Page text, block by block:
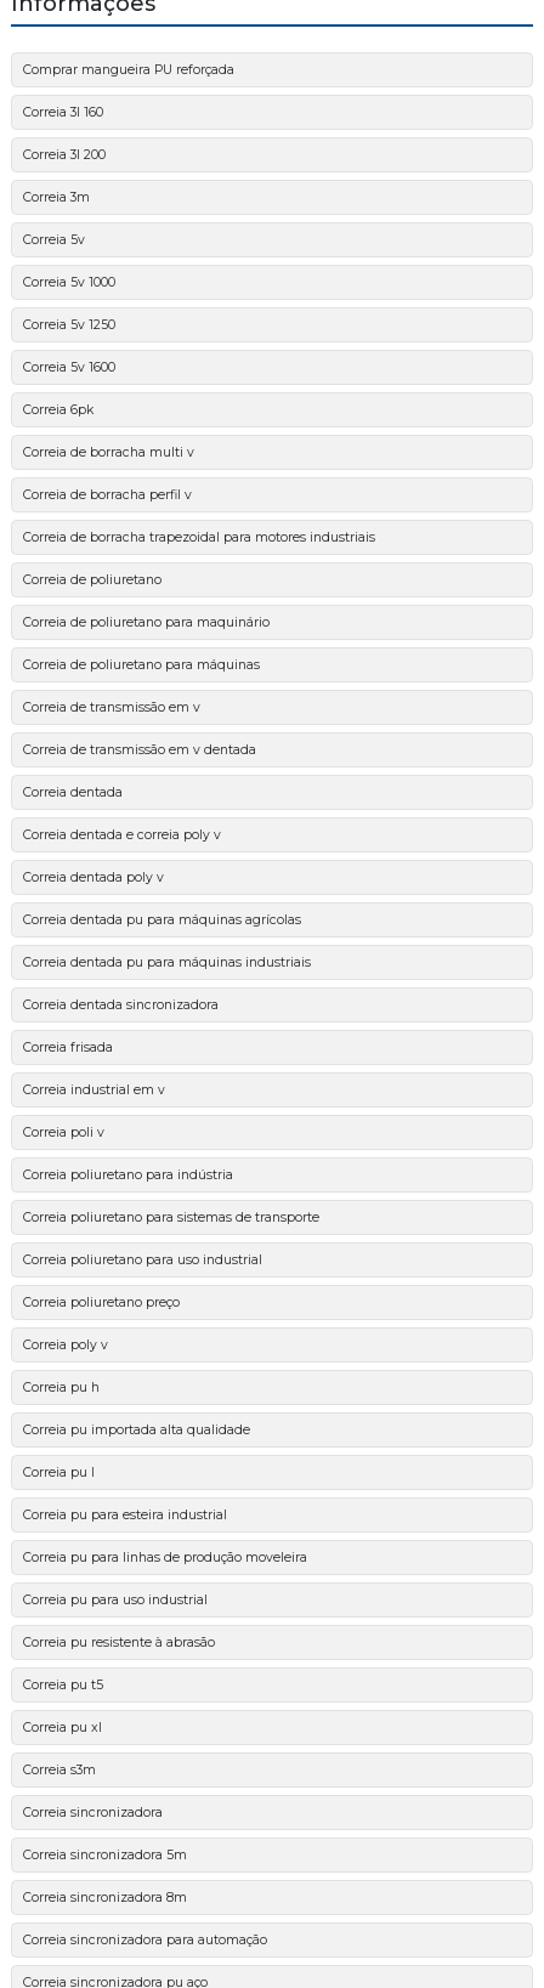
Comprar mangueira PU reforçada
Correia 3l 160
Correia 3l 200
Correia 3m
Correia 5v
Correia 5v 1000
Correia 5v 1250
Correia 5v 1600
Correia 6pk
Correia de borracha multi v
Correia de borracha perfil v
Correia de borracha trapezoidal para motores industriais
Correia de poliuretano
Correia de poliuretano para maquinário
Correia de poliuretano para máquinas
Correia de transmissão em v
Correia de transmissão em v dentada
Correia dentada
Correia dentada e correia poly v
Correia dentada poly v
Correia dentada pu para máquinas agrícolas
Correia dentada pu para máquinas industriais
Correia dentada sincronizadora
Correia frisada
Correia industrial em v
Correia poli v
Correia poliuretano para indústria
Correia poliuretano para sistemas de transporte
Correia poliuretano para uso industrial
Correia poliuretano preço
Correia poly v
Correia pu h
Correia pu importada alta qualidade
Correia pu l
Correia pu para esteira industrial
Correia pu para linhas de produção moveleira
Correia pu para uso industrial
Correia pu resistente à abrasão
Correia pu t5
Correia pu xl
Correia s3m
Correia sincronizadora
Correia sincronizadora 5m
Correia sincronizadora 8m
Correia sincronizadora para automação
Correia sincronizadora pu aço